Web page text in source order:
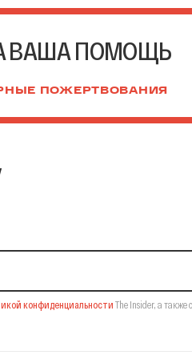
ВАША ПОМОЩЬ
ПОЖЕРТВОВАНИЯ
конфиденциальности The Insider, а также